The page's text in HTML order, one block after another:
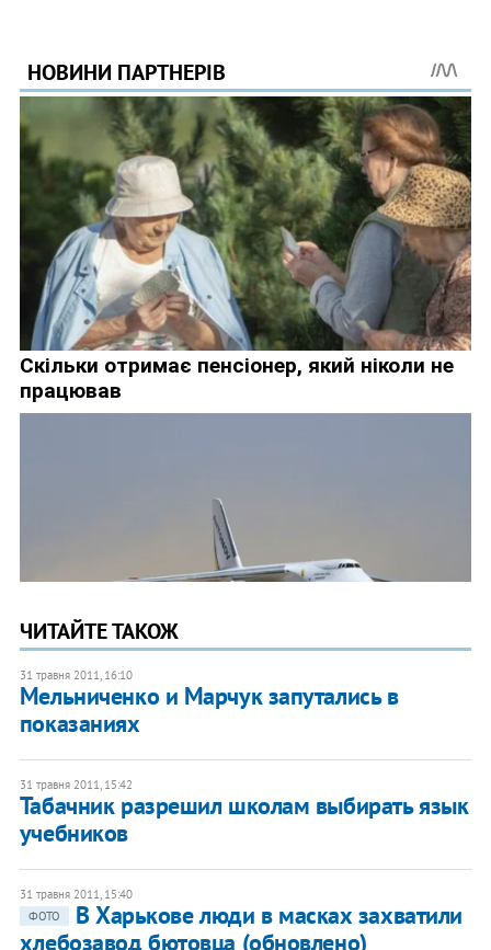
ЧИТАЙТЕ ТАКОЖ
31 травня 2011, 16:10
Мельниченко и Марчук запутались в
показаниях
31 травня 2011, 15:42
Табачник разрешил школам выбирать язык
учебников
31 травня 2011, 15:40
ФОТО
В Харькове люди в масках захватили
хлебозавод бютовца (обновлено)